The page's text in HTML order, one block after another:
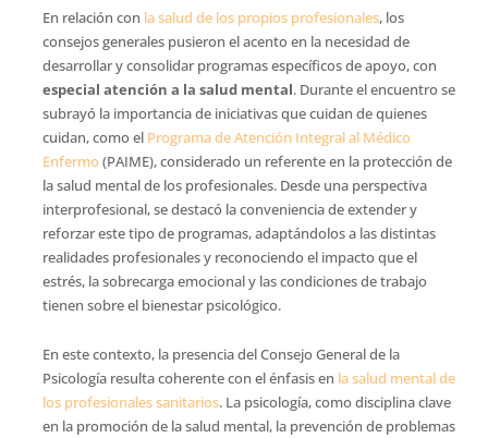
En relación con la salud de los propios profesionales, los
consejos generales pusieron el acento en la necesidad de
desarrollar y consolidar programas específicos de apoyo, con
especial atención a la salud mental. Durante el encuentro se
subrayó la importancia de iniciativas que cuidan de quienes
cuidan, como el Programa de Atención Integral al Médico
Enfermo (PAIME), considerado un referente en la protección de
la salud mental de los profesionales. Desde una perspectiva
interprofesional, se destacó la conveniencia de extender y
reforzar este tipo de programas, adaptándolos a las distintas
realidades profesionales y reconociendo el impacto que el
estrés, la sobrecarga emocional y las condiciones de trabajo
tienen sobre el bienestar psicológico.
En este contexto, la presencia del Consejo General de la
Psicología resulta coherente con el énfasis en la salud mental de
los profesionales sanitarios. La psicología, como disciplina clave
en la promoción de la salud mental, la prevención de problemas